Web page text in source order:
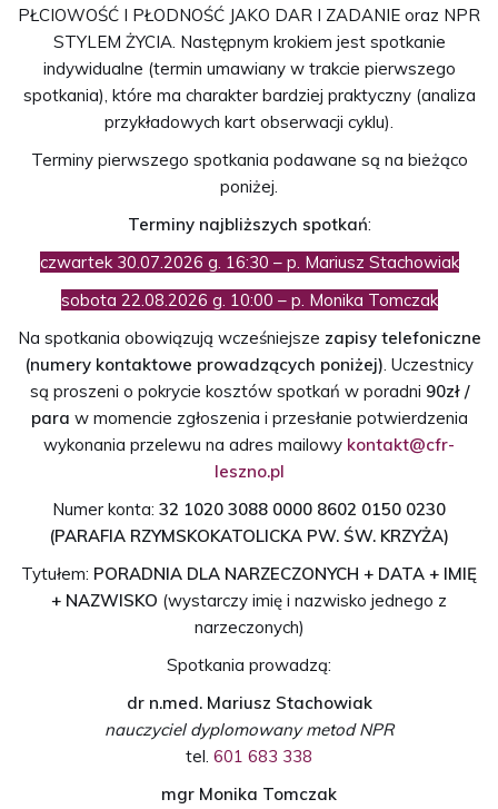
PŁCIOWOŚĆ I PŁODNOŚĆ JAKO DAR I ZADANIE oraz NPR
STYLEM ŻYCIA. Następnym krokiem jest spotkanie
indywidualne (termin umawiany w trakcie pierwszego
spotkania), które ma charakter bardziej praktyczny (analiza
przykładowych kart obserwacji cyklu).
Terminy pierwszego spotkania podawane są na bieżąco
poniżej.
Terminy najbliższych spotkań:
czwartek 30.07.2026 g. 16:30 – p. Mariusz Stachowiak
sobota 22.08.2026 g. 10:00 – p. Monika Tomczak
Na spotkania obowiązują wcześniejsze zapisy telefoniczne
(numery kontaktowe prowadzących poniżej). Uczestnicy
są proszeni o pokrycie kosztów spotkań w poradni 90zł /
para w momencie zgłoszenia i przesłanie potwierdzenia
wykonania przelewu na adres mailowy kontakt@cfr-
leszno.pl
Numer konta: 32 1020 3088 0000 8602 0150 0230
(PARAFIA RZYMSKOKATOLICKA PW. ŚW. KRZYŻA)
Tytułem: PORADNIA DLA NARZECZONYCH + DATA + IMIĘ
+ NAZWISKO (wystarczy imię i nazwisko jednego z
narzeczonych)
Spotkania prowadzą:
dr n.med. Mariusz Stachowiak
nauczyciel dyplomowany metod NPR
tel. 601 683 338
mgr Monika Tomczak